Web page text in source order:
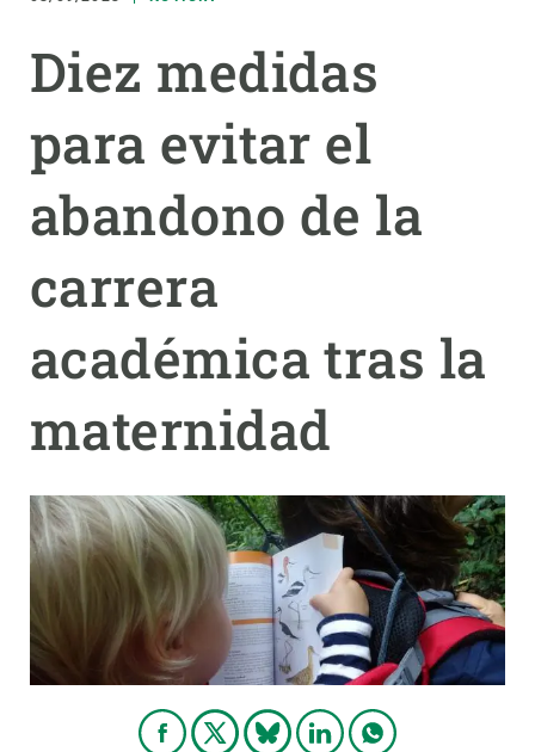
Diez medidas
para evitar el
abandono de la
carrera
académica tras la
maternidad
Responsive
menu
INVESTIGACIÓN
CIENCIA EN ACCIÓN
NOTICIAS Y AGENDA